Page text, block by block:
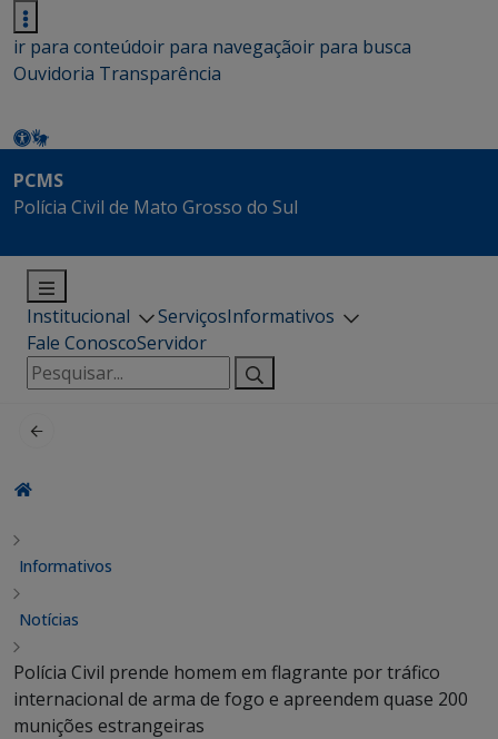
ir para conteúdoir para navegaçãoir para busca
Ouvidoria Transparência
PCMS
Polícia Civil de Mato Grosso do Sul
Institucional ServiçosInformativos
Fale ConoscoServidor
Pesquisar
por:
Informativos
Notícias
Polícia Civil prende homem em flagrante por tráfico
internacional de arma de fogo e apreendem quase 200
munições estrangeiras